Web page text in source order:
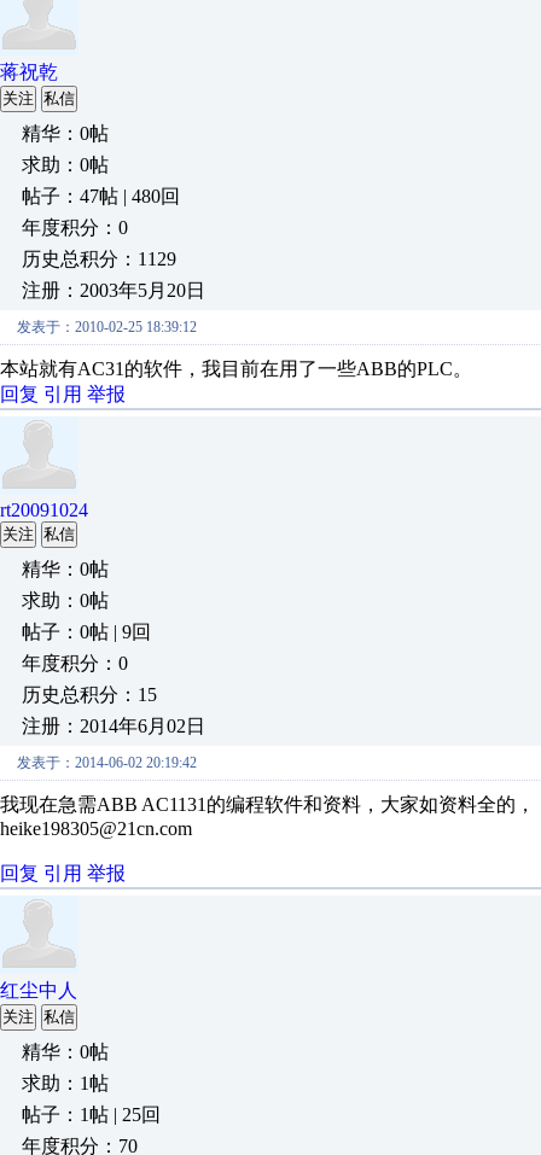
蒋祝乾
关注 私信
精华：0帖
求助：0帖
帖子：47帖 | 480回
年度积分：0
历史总积分：1129
注册：2003年5月20日
发表于：2010-02-25 18:39:12
本站就有AC31的软件，我目前在用了一些ABB的PLC。
回复 引用 举报
rt20091024
关注 私信
精华：0帖
求助：0帖
帖子：0帖 | 9回
年度积分：0
历史总积分：15
注册：2014年6月02日
发表于：2014-06-02 20:19:42
我现在急需ABB AC1131的编程软件和资料，大家如资料全的
heike198305@21cn.com
回复 引用 举报
红尘中人
关注 私信
精华：0帖
求助：1帖
帖子：1帖 | 25回
年度积分：70